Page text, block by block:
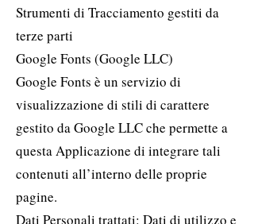
Strumenti di Tracciamento gestiti da
terze parti
Google Fonts (Google LLC)
Google Fonts è un servizio di
visualizzazione di stili di carattere
gestito da Google LLC che permette a
questa Applicazione di integrare tali
contenuti all’interno delle proprie
pagine.
Dati Personali trattati: Dati di utilizzo e